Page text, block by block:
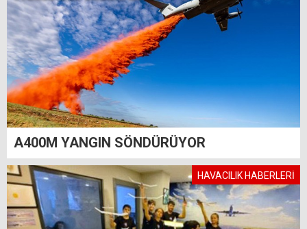
A400M YANGIN SÖNDÜRÜYOR
HAVACILIK HABERLERİ